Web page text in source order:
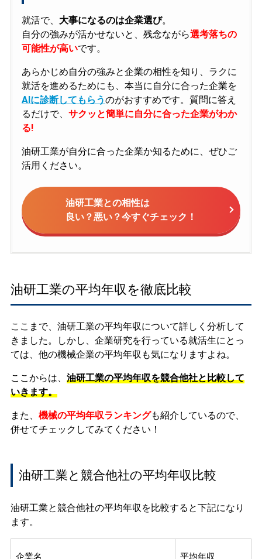
就活で、 大事になるのは企業選び。
自分の強みが活かせないと、残念ながら選考落ちの
可能性が高いです。
あらかじめ自分の強みと企業の相性を知り、ラクに
就活を進めるためにも、本当に自分に合った企業を
AIに診断してもらうのがおすすめです。質問に答え
るだけで、 サクッと簡単に自分に合った企業がわか
る!
油研工業が自分に合った企業か知るために、ぜひご
活用ください。
油研工業との相性は
良い？悪い？今すぐチェック！
油研工業の平均年収を徹底比較
ここまで、油研工業の平均年収について詳しく分析して
きました。しかし、企業研究を行っている就活生にとっ
ては、他の機械企業の平均年収も気になりますよね。
ここからは、 油研工業の平均年収を競合他社と比較して
いきます。
また、 機械の平均年収ランキングも紹介しているので、
併せてチェックしてみてください！
油研工業と競合他社の平均年収比較
油研工業と競合他社の平均年収を比較すると下記になり
ます。
企業名 平均年収